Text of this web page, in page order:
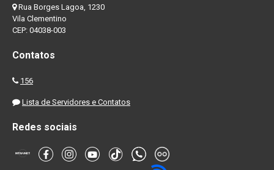
Rua Borges Lagoa, 1230
Vila Clementino
CEP: 04038-003
Contatos
156
Lista de Servidores e Contatos
Redes sociais